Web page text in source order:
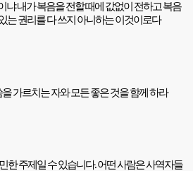
냐 내가 복음을 전할 때에 값없이 전하고 복음
는 권리를 다 쓰지 아니하는 이것이로다
가르치는 자와 모든 좋은 것을 함께 하라
한 주제일 수 있습니다.어떤 사람은 사역자들